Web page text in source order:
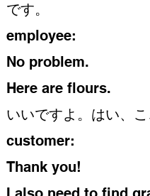
です。
employee:
No problem.
Here are flours.
いいですよ。はい、こ
customer:
Thank you!